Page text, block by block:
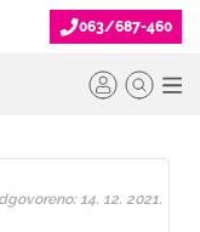
063/687-460
14. 12. 2021.